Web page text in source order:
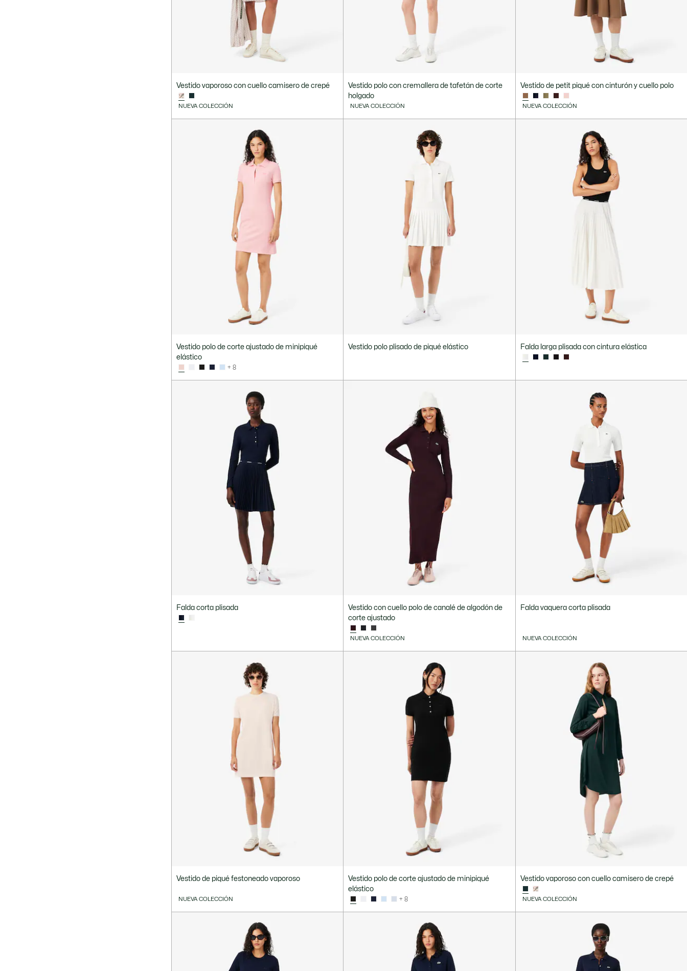
Vestido vaporoso con cuello camisero de crepé
NUEVA COLECCIÓN
Vestido polo con cremallera de tafetán de corte
holgado
NUEVA COLECCIÓN
Vestido de petit piqué con cinturón y cuello polo
NUEVA COLECCIÓN
Vestido polo de corte ajustado de minipiqué
elástico
+ 8
Vestido polo plisado de piqué elástico Falda larga plisada con cintura elástica
Falda corta plisada
Vestido con cuello polo de canalé de algodón de
corte ajustado
NUEVA COLECCIÓN
Falda vaquera corta plisada
NUEVA COLECCIÓN
Vestido de piqué festoneado vaporoso
NUEVA COLECCIÓN
Vestido polo de corte ajustado de minipiqué
elástico
+ 8
Vestido vaporoso con cuello camisero de crepé
NUEVA COLECCIÓN